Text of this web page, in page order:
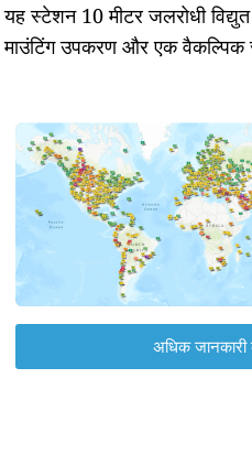
यह स्टेशन 10 मीटर जलरोधी
माउंटिंग उपकरण और एक
अधिक